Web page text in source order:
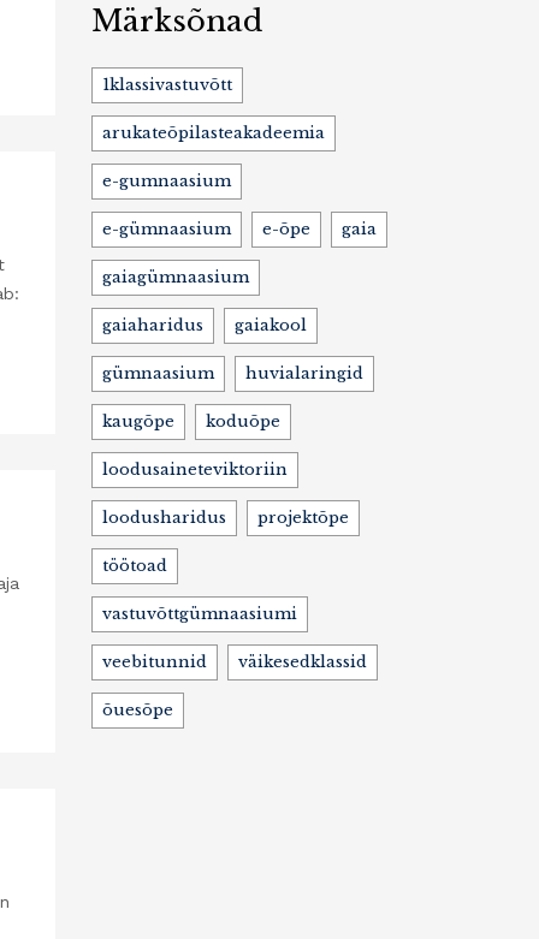
Märksõnad
1klassivastuvõtt
arukateõpilasteakadeemia
e-gumnaasium
e-gümnaasium e-õpe gaia
gaiagümnaasium
gaiaharidus gaiakool
gümnaasium huvialaringid
kaugõpe koduõpe
loodusaineteviktoriin
loodusharidus projektõpe
töötoad
vastuvõttgümnaasiumi
veebitunnid väikesedklassid
õuesõpe